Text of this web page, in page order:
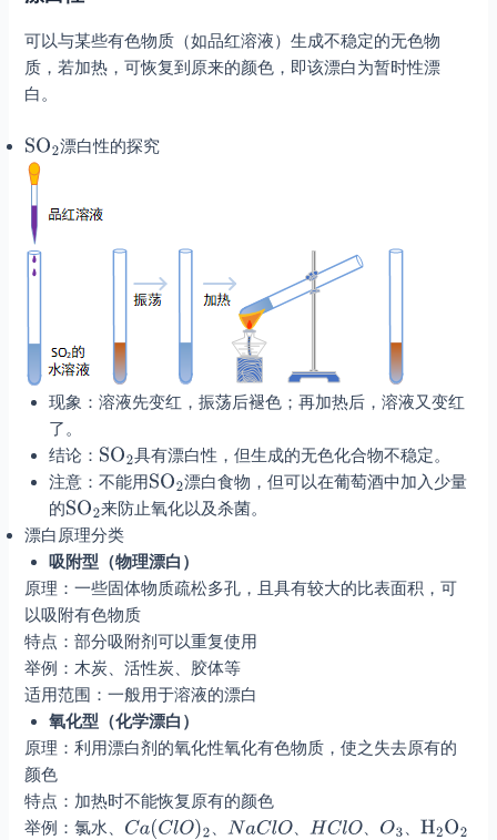
可以与某些有色物质（如品红溶液）生成不稳定的无色物
质，若加热，可恢复到原来的颜色，即该漂白为暂时性漂
白。
漂白性的探究
现象：溶液先变红，振荡后褪色；再加热后，溶液又变红
了。
结论：
具有漂白性，但生成的无色化合物不稳定。
注意：不能用
漂白食物，但可以在葡萄酒中加入少量
的
来防止氧化以及杀菌。
漂白原理分类
吸附型（物理漂白）
原理：一些固体物质疏松多孔，且具有较大的比表面积，可
以吸附有色物质
特点：部分吸附剂可以重复使用
举例：木炭、活性炭、胶体等
适用范围：一般用于溶液的漂白
氧化型（化学漂白）
原理：利用漂白剂的氧化性氧化有色物质，使之失去原有的
颜色
特点：加热时不能恢复原有的颜色
举例：氯水、
、 、 、
、